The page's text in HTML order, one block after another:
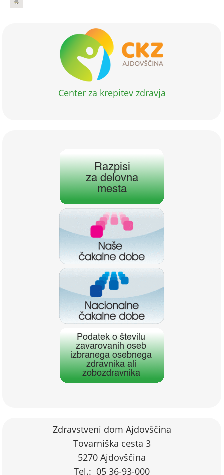
Center za krepitev zdravja
Zdravstveni dom Ajdovščina
Tovarniška cesta 3
5270 Ajdovščina
Tel.: 05 36-93-000